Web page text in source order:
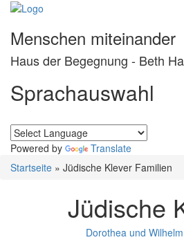
Menschen miteinander
Haus der Begegnung - Beth
Sprachauswahl
Powered by
Translate
Startseite » Jüdische Klever Familien
Jüdische
Dorothea und